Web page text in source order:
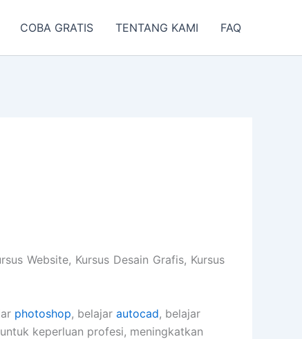
COBA GRATIS TENTANG KAMI FAQ
Website, Kursus Desain Grafis, Kursus
photoshop, belajar autocad, belajar
keperluan profesi, meningkatkan